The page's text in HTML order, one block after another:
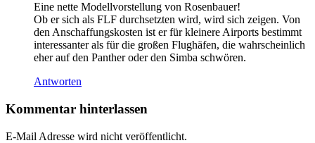
Eine nette Modellvorstellung von Rosenbauer!
Ob er sich als FLF durchsetzten wird, wird sich zeigen. Von
den Anschaffungskosten ist er für kleinere Airports bestimmt
interessanter als für die großen Flughäfen, die wahrscheinlich
eher auf den Panther oder den Simba schwören.
Antworten
Kommentar hinterlassen
E-Mail Adresse wird nicht veröffentlicht.